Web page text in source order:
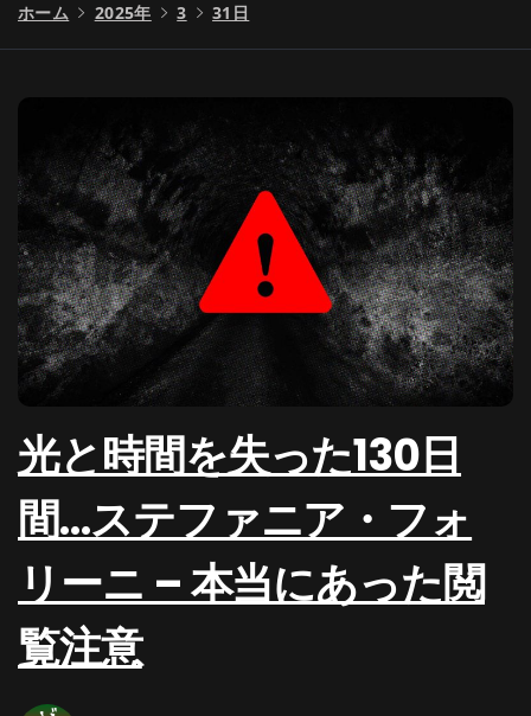
ホーム 2025年 3 31日
光と時間を失った130日
間…ステファニア・フォ
リーニ – 本当にあった閲
覧注意